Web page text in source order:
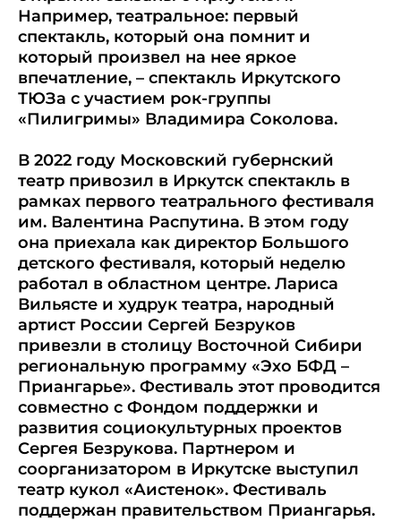
Например, театральное: первый
спектакль, который она помнит и
который произвел на нее яркое
впечатление, – спектакль Иркутского
ТЮЗа с участием рок-группы
«Пилигримы» Владимира Соколова.
В 2022 году Московский губернский
театр привозил в Иркутск спектакль в
рамках первого театрального фестиваля
им. Валентина Распутина. В этом году
она приехала как директор Большого
детского фестиваля, который неделю
работал в областном центре. Лариса
Вильясте и худрук театра, народный
артист России Сергей Безруков
привезли в столицу Восточной Сибири
региональную программу «Эхо БФД –
Приангарье». Фестиваль этот проводится
совместно с Фондом поддержки и
развития социокультурных проектов
Сергея Безрукова. Партнером и
соорганизатором в Иркутске выступил
театр кукол «Аистенок». Фестиваль
поддержан правительством Приангарья.